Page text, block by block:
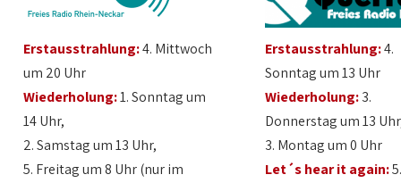
Erstausstrahlung:4. Mittwoch
um 20 Uhr
Wiederholung:1. Sonntag um
14 Uhr,
2. Samstag um 13 Uhr,
5. Freitag um 8 Uhr (nur im
Erstausstrahlung:4.
Sonntag um 13 Uhr
Wiederholung:3.
Donnerstag um 13
3. Montag um 0 Uhr
Let´s hear it again: